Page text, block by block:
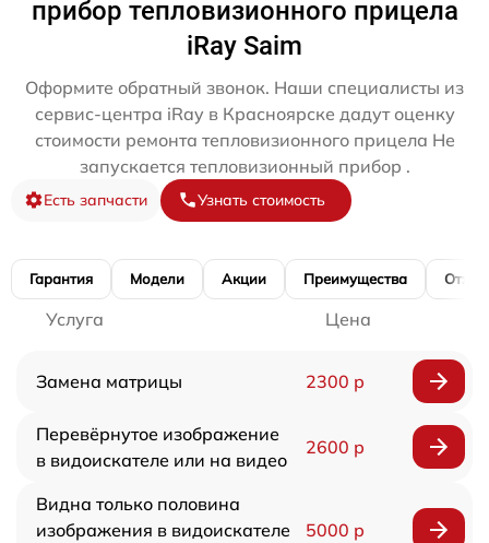
прибор тепловизионного прицела
iRay Saim
Оформите обратный звонок. Наши специалисты из
сервис-центра iRay в Красноярске дадут оценку
стоимости ремонта тепловизионного прицела Не
запускается тепловизионный прибор .
Есть запчасти Узнать стоимость
Гарантия Модели Акции Преимущества
Услуга Цена
Замена матрицы 2300 р
Перевёрнутое изображение
в видоискателе или на видео
2600 р
Видна только половина
изображения в видоискателе
5000 р